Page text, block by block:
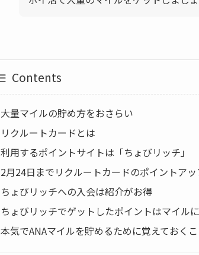
Contents
大量マイルの貯め方をおさらい
リクルートカードとは
利用するポイントサイトは「ちょびリッチ」
2月24日までリクルートカードのポイントアッ
ちょびリッチへの入会は紹介がお得
ちょびリッチでゲットしたポイントはマイル
本気でANAマイルを貯めるために覚えておくこ